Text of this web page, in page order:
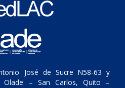
José de Sucre N58-63 y
Olade – San Carlos, Quito –